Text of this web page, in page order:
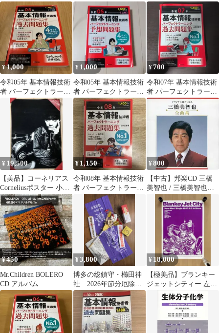
所シンポジウム報告書
6冊セット 石井進/網野
善彦/石井進//萩原三雄/
谷口一夫//鈴木稔 名著
出版 1991-1997年 ☆日
本史/中世史/考古学/歴
史研究/文化史/社会史/
史料研 tkqUEY
eeB107ynm8
雄
¥1,000
令和05年 基本情報技術
者 パーフェクトラーニ
ング過去問題集
¥ 1,000
令和05年 基本情報技術
者 パーフェクトラーニ
ング予想問題集
¥700
令和07年 基本情報技術
者 パーフェクトラーニ
ング過去問題集
¥ 19,500
【美品】コーネリアス
Corneliusポスター 小山
田圭吾信藤三雄⭐︎超貴重
¥ 1,150
令和08年 基本情報技術
者 パーフェクトラーニ
ング過去問題集
¥800
【中古】邦楽CD 三橋
美智也 / 三橋美智也全
曲集(オリジナル録音に
よる)
¥450
Mr.Children BOLERO
CD アルバム
¥3,800
博多の総鎮守・櫛田神
社 2026年節分厄除大
祭 縁起物5点セット
¥ 18,000
【極美品】ブランキー
ジェットシティー 左き
きのBaby B2ポスター